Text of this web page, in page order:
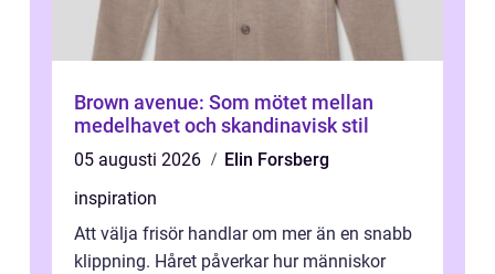
Brown avenue: Som mötet mellan
medelhavet och skandinavisk stil
05 augusti 2026
Elin Forsberg
inspiration
Att välja frisör handlar om mer än en snabb
klippning. Håret påverkar hur människor